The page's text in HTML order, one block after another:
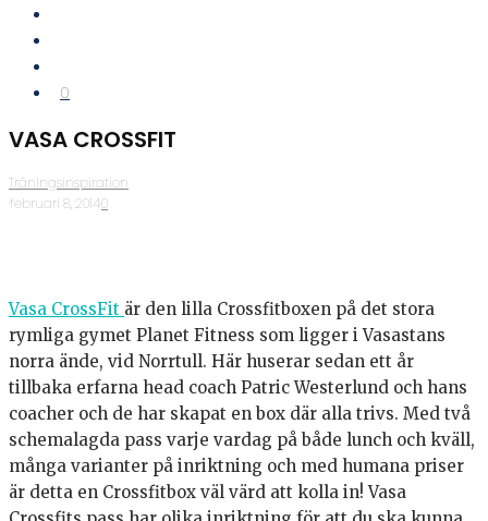
0
VASA CROSSFIT
Träningsinspiration
·februari 8, 2014·0
Vasa CrossFit är den lilla Crossfitboxen på det stora
rymliga gymet Planet Fitness som ligger i Vasastans
norra ände, vid Norrtull. Här huserar sedan ett år
tillbaka erfarna head coach Patric Westerlund och hans
coacher och de har skapat en box där alla trivs. Med två
schemalagda pass varje vardag på både lunch och kväll,
många varianter på inriktning och med humana priser
är detta en Crossfitbox väl värd att kolla in! Vasa